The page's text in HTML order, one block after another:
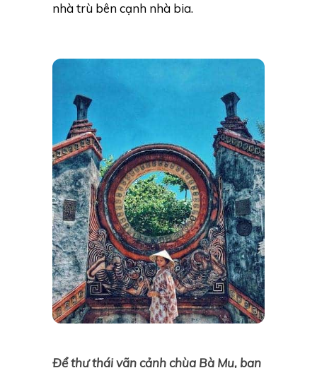
nhà trù bên cạnh nhà bia.
Để thư thái vãn cảnh chùa Bà Mụ, bạn